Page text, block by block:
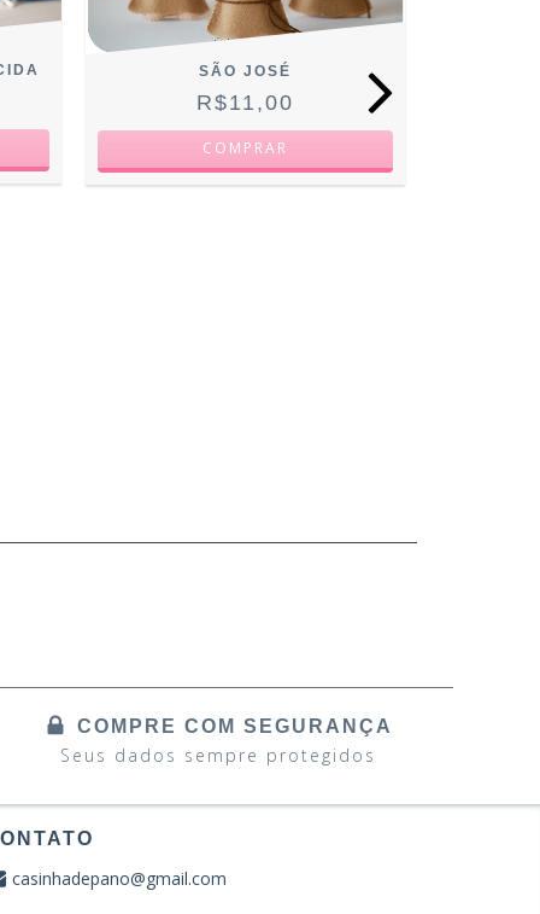
SÃO JOSÉ
R$11,00
COMPRE COM SEGURANÇA
Seus dados sempre protegidos
casinhadepano@gmail.com